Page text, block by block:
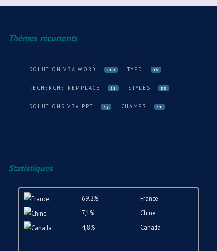
Thèmes récurrents
SOLUTION VBA WORD 210 TYPO 16
RECHERCHE-REMPLACE 25 STYLES 33
SOLUTIONS VBA PPT 39 CHAMPS 31
Statistiques
69,2%
France
7,1%
Chine
4,8%
Canada